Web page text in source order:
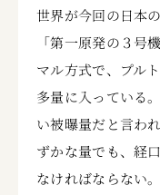
世界が今回の日本
「第一原発の３号
マル方式で、プル
多量に入っている
い被曝量だと言わ
ずかな量でも、経
なければならない